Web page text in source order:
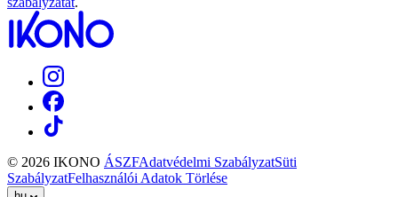
© 2026 IKONO ÁSZFAdatvédelmi SzabályzatSüti
SzabályzatFelhasználói Adatok Törlése